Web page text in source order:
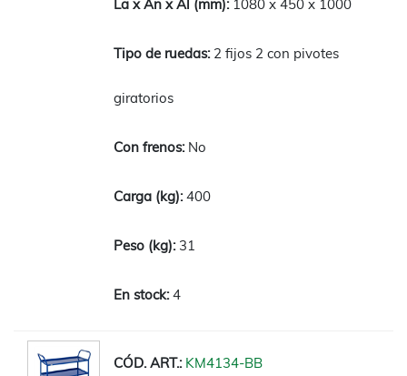
1080 x 450 x 1000
2 fijos 2 con pivotes
giratorios
No
400
31
4
KM4134-BB